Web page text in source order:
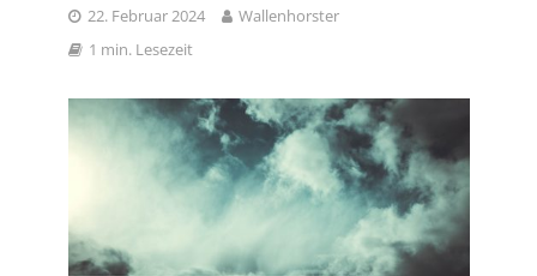
22. Februar 2024
Wallenhorster
1 min. Lesezeit